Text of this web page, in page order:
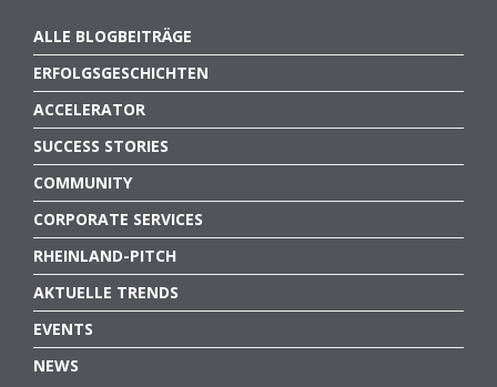
ALLE BLOGBEITRÄGE
ERFOLGSGESCHICHTEN
ACCELERATOR
SUCCESS STORIES
COMMUNITY
CORPORATE SERVICES
RHEINLAND-PITCH
AKTUELLE TRENDS
EVENTS
NEWS